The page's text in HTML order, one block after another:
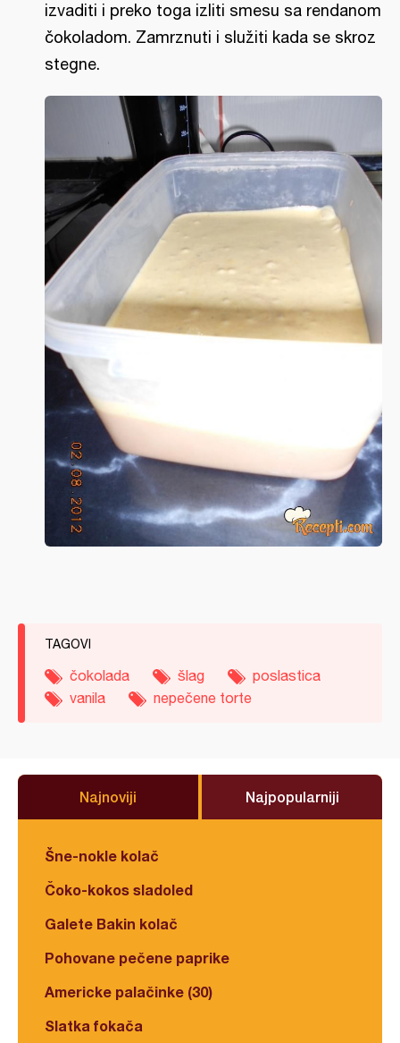
izvaditi i preko toga izliti smesu sa rendanom
čokoladom. Zamrznuti i služiti kada se skroz
stegne.
TAGOVI
čokolada šlag
poslastica
vanila
nepečene torte
Najnoviji Najpopularniji
Šne-nokle kolač
Čoko-kokos sladoled
Galete Bakin kolač
Pohovane pečene paprike
Americke palačinke (30)
Slatka fokača